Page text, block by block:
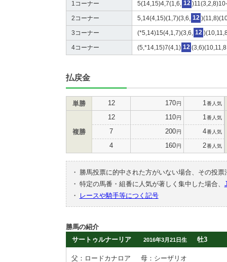
1コーナー 5(14,15)4,7(1,6, 12
2コーナー 5,14(4,15)(1,7)(3,6, 12
3コーナー (*5,14)15(4,1,7)(3,6, 12
4コーナー (5,*14,15)7(4,1) 12
払戻金
単勝 12 170円 1 番人気
複勝
12 110円 1 番人気
7 200円 4番人気
4 160円 2番人気
・
勝馬投票に的中された方がいない場合、その投
・ 特定の馬番・組番に人気が著しく集中した場合、
・
レースや騎手等につく記号
勝馬の紹介
サートゥルナーリア
2016年3月21日生 牡3
父：ロードカナロア
母：シーザリオ